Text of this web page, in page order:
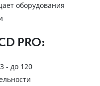
оборудования
PRO:
- до 120